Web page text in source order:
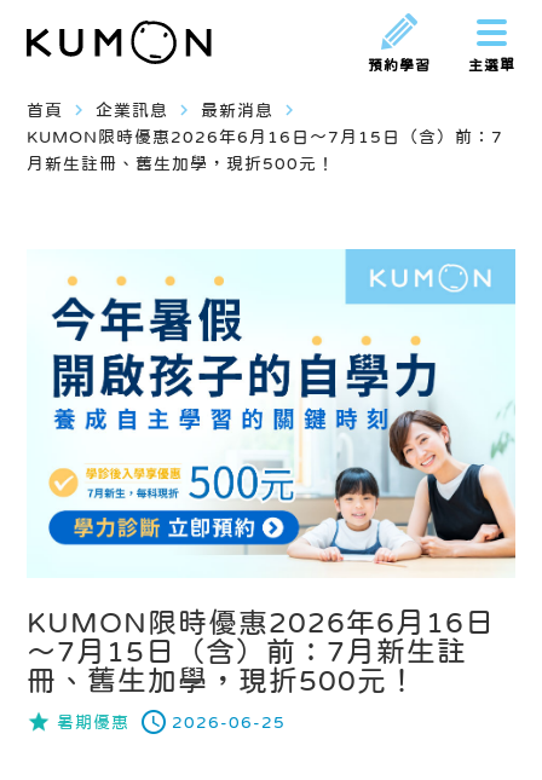
主選單
預約學習
首頁 navigate_next 企業訊息 navigate_next 最新消息 navigate_next
KUMON限時優惠2026年6月16日～7月15日（含）前：7
月新生註冊、舊生加學，現折500元！
KUMON限時優惠2026年6月16日
～7月15日（含）前：7月新生註
冊、舊生加學，現折500元！
暑期優惠 2026-06-25